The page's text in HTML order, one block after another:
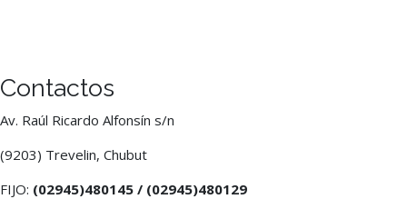
Contactos
Av. Raúl Ricardo Alfonsín s/n
(9203) Trevelin, Chubut
FIJO: (02945)480145 / (02945)480129